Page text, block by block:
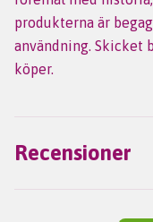
produkterna är
användning. Skicket
köper.
Recensioner